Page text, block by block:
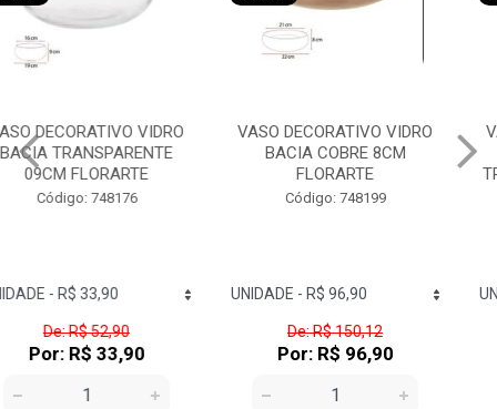
VASO DECORATIVO VIDRO
BACIA COBRE 8CM
FLORARTE
Código: 748199
De: R$ 150,12
Por: R$ 96,90
VASO DECORATIVO VIDRO
FLOREIRA HAITY
TRANSPARENTE FLORARTE
Código: 748186
De: R$ 30,99
Por: R$ 19,90